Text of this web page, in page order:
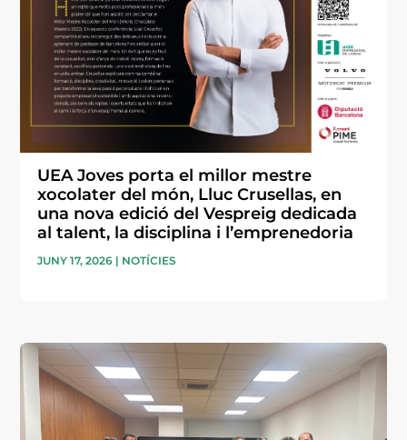
UEA Joves porta el millor mestre
xocolater del món, Lluc Crusellas, en
una nova edició del Vespreig dedicada
al talent, la disciplina i l’emprenedoria
JUNY 17, 2026 | NOTÍCIES